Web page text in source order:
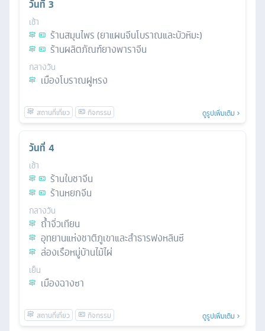
วันที่ 3
เช้า
ร้านสมุนไพร (ยาแผนจีนโบราณและบัวหิมะ)
ร้านผลิตภัณฑ์ยางพาราจีน
กลางวัน
เมืองโบราณฝูหรง
ดูรูปเพิ่มเติม
วันที่ 4
เช้า
ร้านใบชาจีน
ร้านหยกจีน
กลางวัน
ถ้ำจิ่วเทียน
อุทยานแห่งชาติภูเขาและลำธารฟงหลินซี
ล่องเรือหมู่บ้านไม้ไผ่
เย็น
เมืองฉางซา
ดูรูปเพิ่มเติม